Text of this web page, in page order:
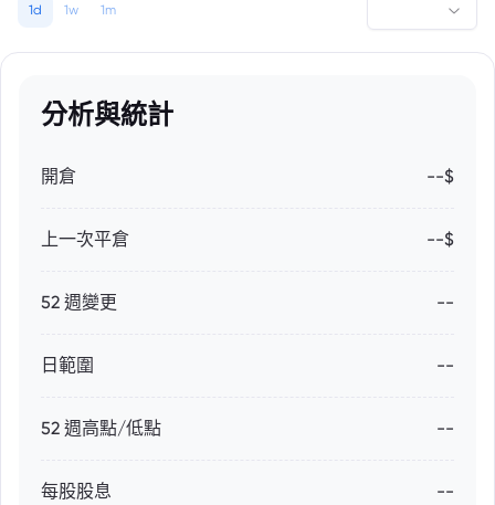
1d 1w 1m
分析與統計
開倉 --$
上一次平倉 --$
52 週變更 --
日範圍 --
52 週高點/低點 --
每股股息 --